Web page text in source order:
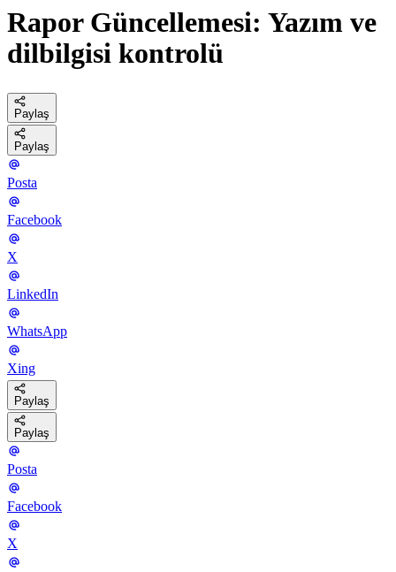
Rapor Güncellemesi: Yazım ve
dilbilgisi kontrolü
Paylaş
Paylaş
Posta
Facebook
X
LinkedIn
WhatsApp
Xing
Paylaş
Paylaş
Posta
Facebook
X